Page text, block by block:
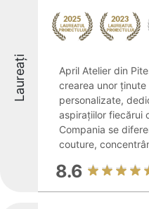
Laureați
April Atelier din
crearea unor
personalizate,
aspirațiilor fiecărui
Compania se
couture,
8.6